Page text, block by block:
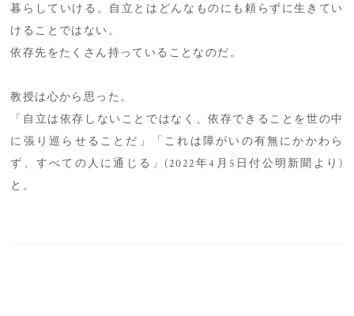
暮らしていける。自立とはどんなものにも頼らずに生きてい
けることではない。
依存先をたくさん持っていることなのだ。
教授は心から思った。
「自立は依存しないことではなく、依存できることを世の中
に張り巡らせることだ」「これは障がいの有無にかかわら
ず、すべての人に通じる」(2022年4月5日付公明新聞より)
と。